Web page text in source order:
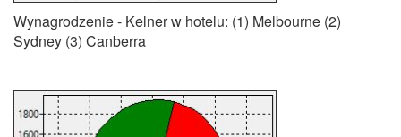
Wynagrodzenie - Kelner w hotelu: (1) Melbourne (2)
Sydney (3) Canberra